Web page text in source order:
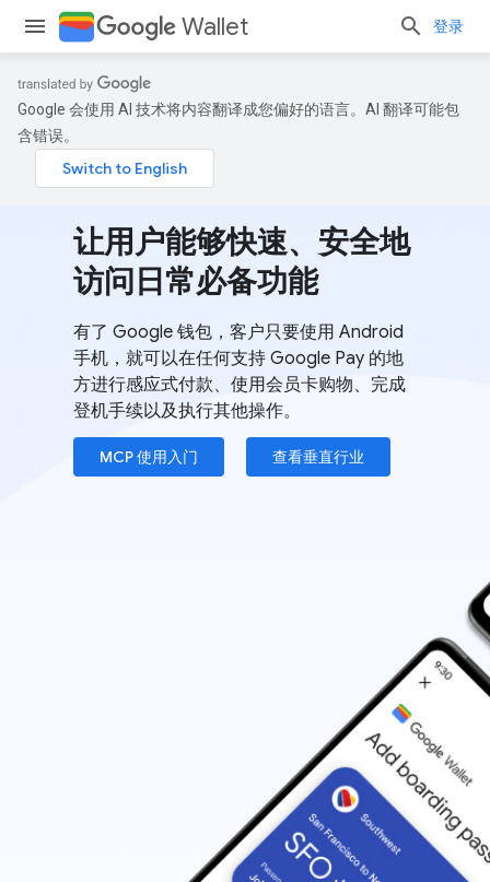
Wallet 登录
Google 会使用 AI 技术将内容翻译成您偏好的语言。AI 翻译可能包
含错误。
让用户能够快速、安全地
访问日常必备功能
有了 Google 钱包，客户只要使用 Android
手机，就可以在任何支持 Google Pay 的地
方进行感应式付款、使用会员卡购物、完成
登机手续以及执行其他操作。
MCP 使用入门 查看垂直行业